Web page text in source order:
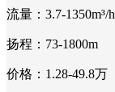
流量：3.7-1350m³/h
扬程：73-1800m
价格：1.28-49.8万